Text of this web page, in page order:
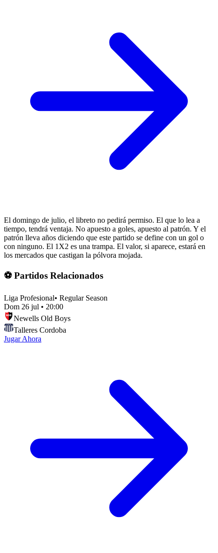
El domingo de julio, el libreto no pedirá permiso. El que lo lea a
tiempo, tendrá ventaja. No apuesto a goles, apuesto al patrón. Y el
patrón lleva años diciendo que este partido se define con un gol o
con ninguno. El 1X2 es una trampa. El valor, si aparece, estará en
los mercados que castigan la pólvora mojada.
⚽ Partidos Relacionados
Liga Profesional• Regular Season
Dom 26 jul • 20:00
Newells Old Boys
Talleres Cordoba
Jugar Ahora